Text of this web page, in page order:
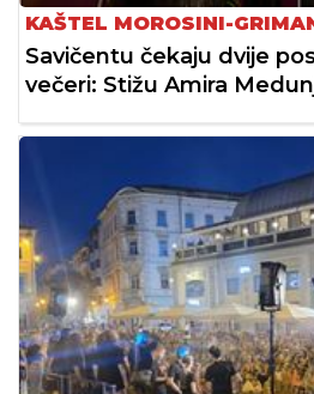
KAŠTEL MOROSINI-
Savičentu čekaju dvije
večeri: Stižu Amira